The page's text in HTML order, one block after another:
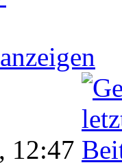
12:47